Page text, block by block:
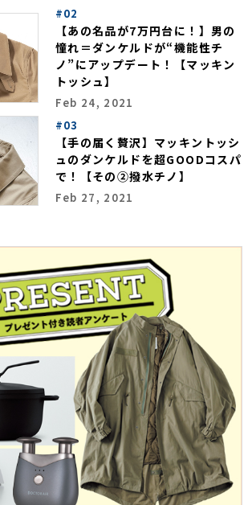
#02
【あの名品が7万円台に！】男の
憧れ＝ダンケルドが“機能性チ
ノ”にアップデート！【マッキン
トッシュ】
Feb 24, 2021
#03
【手の届く贅沢】マッキントッシ
ュのダンケルドを超GOODコスパ
で！【その②撥水チノ】
Feb 27, 2021